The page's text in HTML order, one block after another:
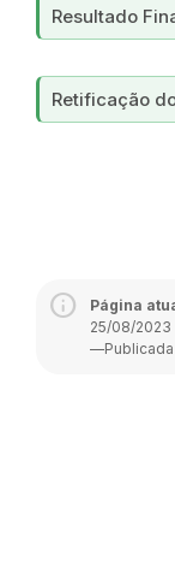
Resultado
Retificação
Página
25/08/2023
—